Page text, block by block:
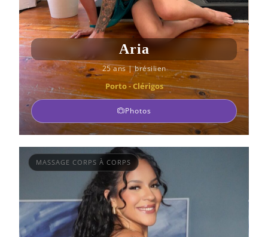
Aria
25 ans|brésilien
Porto - Clérigos
Photos
MASSAGE CORPS À CORPS